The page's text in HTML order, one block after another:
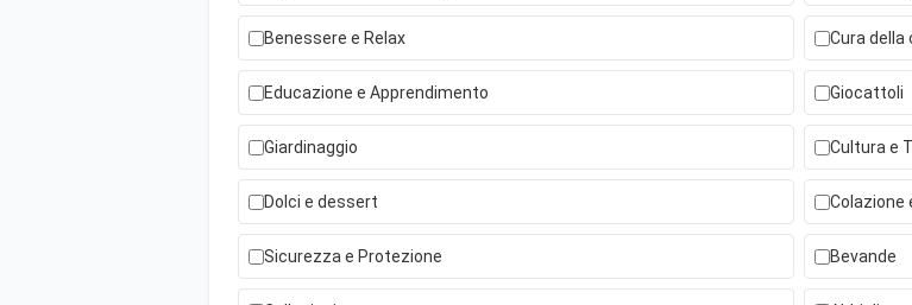
Benessere e Relax Cura della
Educazione e Apprendimento Giocattoli
Giardinaggio Cultura e
Dolci e dessert Colazione
Sicurezza e Protezione Bevande